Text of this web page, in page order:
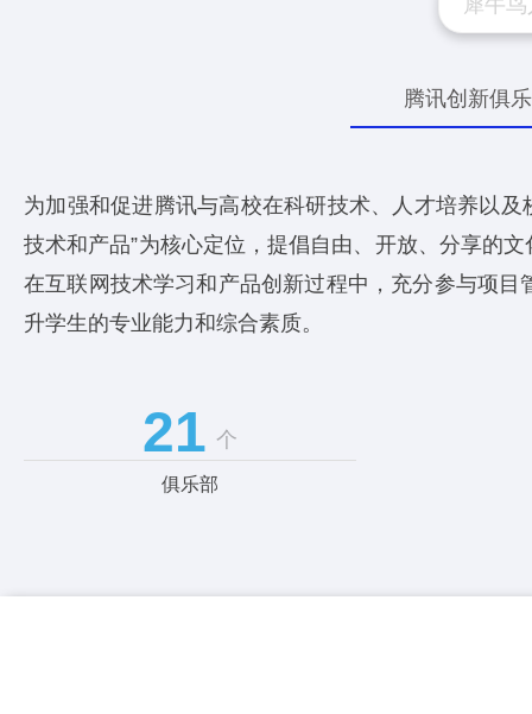
犀牛
腾讯创新俱
为加强和促进腾讯与高校在科研技术、人才培养以
技术和产品”为核心定位，提倡自由、开放、分享的
在互联网技术学习和产品创新过程中，充分参与项
升学生的专业能力和综合素质。
21 个
俱乐部